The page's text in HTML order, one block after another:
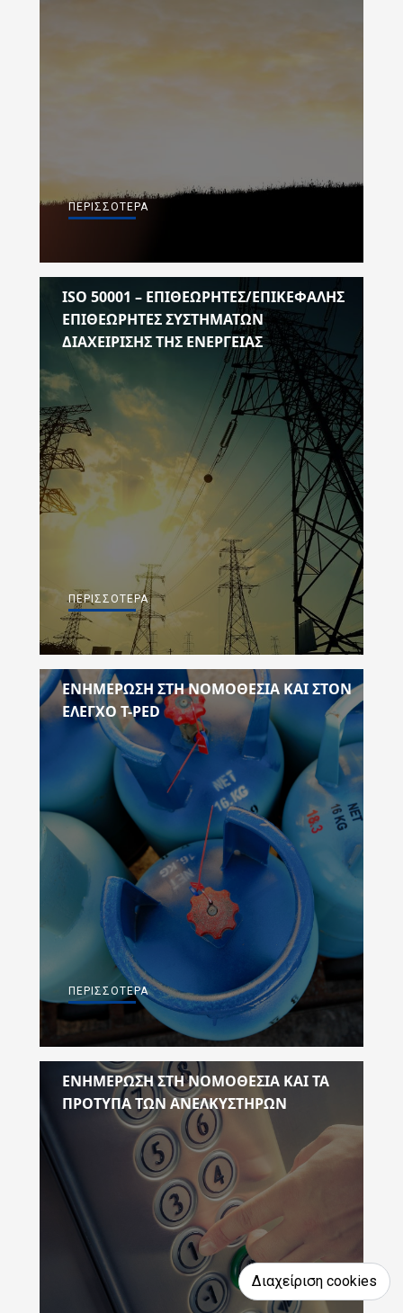
ΠΕΡΙΣΣΌΤΕΡΑ
ISO 50001 – ΕΠΙΘΕΩΡΗΤΕΣ/ΕΠΙΚΕΦΑΛΗΣ
ΕΠΙΘΕΩΡΗΤΕΣ ΣΥΣΤΗΜΑΤΩΝ
ΔΙΑΧΕΙΡΙΣΗΣ ΤΗΣ ΕΝΕΡΓΕΙΑΣ
ΠΕΡΙΣΣΌΤΕΡΑ
ΕΝΗΜΕΡΩΣΗ ΣΤΗ ΝΟΜΟΘΕΣΙΑ ΚΑΙ ΣΤΟΝ
ΕΛΕΓΧΟ T-PED
ΠΕΡΙΣΣΌΤΕΡΑ
ΕΝΗΜΕΡΩΣΗ ΣΤΗ ΝΟΜΟΘΕΣΙΑ ΚΑΙ ΤΑ
ΠΡΟΤΥΠΑ ΤΩΝ ΑΝΕΛΚΥΣΤΗΡΩΝ
Διαχείριση cookies